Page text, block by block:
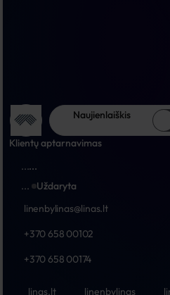
Naujienlaiškis
Klientų aptarnavimas
......
...
Uždaryta
linenbylinas@linas.lt
+370 658 00102
+370 658 00174
linas.lt linenbylinas